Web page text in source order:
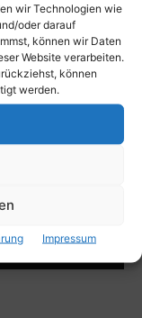
wir Technologien wie
oder darauf
können wir Daten
Website verarbeiten.
können
werden.
Impressum